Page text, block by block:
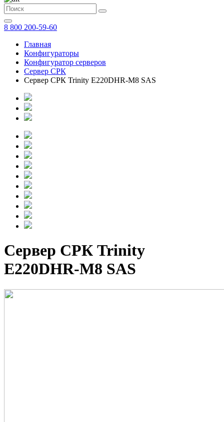
8 800 200-59-60
Главная
Конфигураторы
Конфигуратор серверов
Сервер СРК
Сервер СРК Trinity E220DHR-M8 SAS
Сервер СРК Trinity
E220DHR-M8 SAS